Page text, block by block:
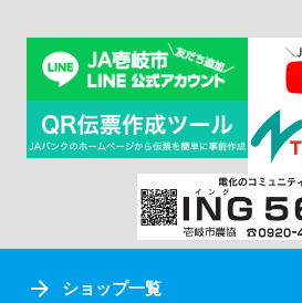
ショップ一覧